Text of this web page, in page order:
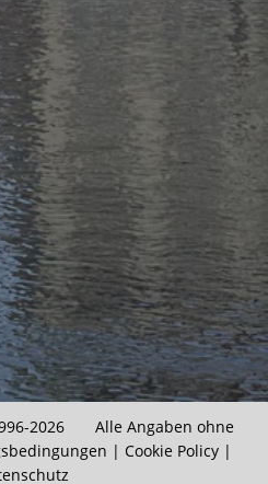
2026 Alle Angaben ohne
| Cookie Policy|